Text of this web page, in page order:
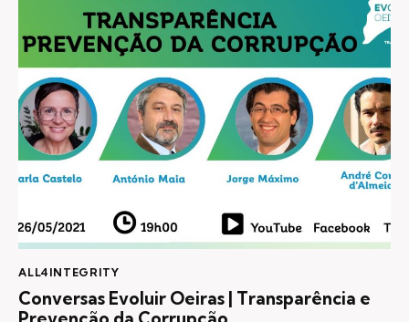
ALL4INTEGRITY
Conversas Evoluir Oeiras | Transparência e